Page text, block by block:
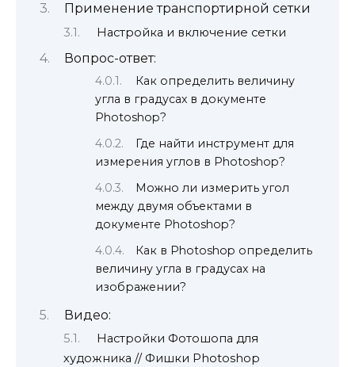
Применение транспортирной сетки
Настройка и включение сетки
Вопрос-ответ:
Как определить величину
угла в градусах в документе
Photoshop?
Где найти инструмент для
измерения углов в Photoshop?
Можно ли измерить угол
между двумя объектами в
документе Photoshop?
Как в Photoshop определить
величину угла в градусах на
изображении?
Видео:
Настройки Фотошопа для
художника // Фишки Photoshop